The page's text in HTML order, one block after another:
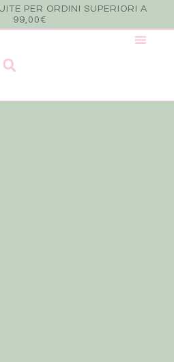
PER ORDINI SUPERIORI A
99,00€